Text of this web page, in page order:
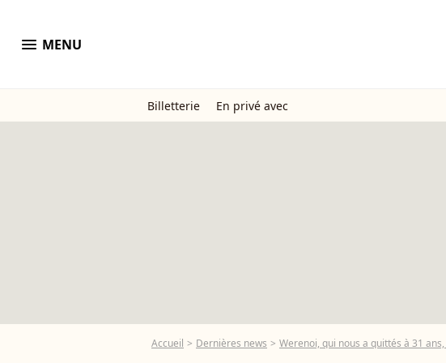
menu MENU
Billetterie En privé avec
Accueil Dernières news Werenoi, qui nous a quittés à 31